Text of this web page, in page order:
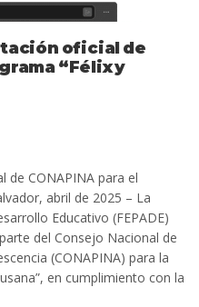
oficial de
“Félix y
de CONAPINA para el
abril de 2025 – La
Educativo (FEPADE)
del Consejo Nacional de
(CONAPINA) para la
en cumplimiento con la